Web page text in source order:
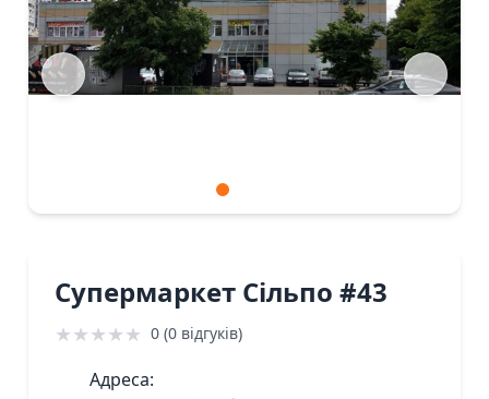
Супермаркет Сiльпо #43
★★★★★ 0 (0 відгуків)
Адреса: